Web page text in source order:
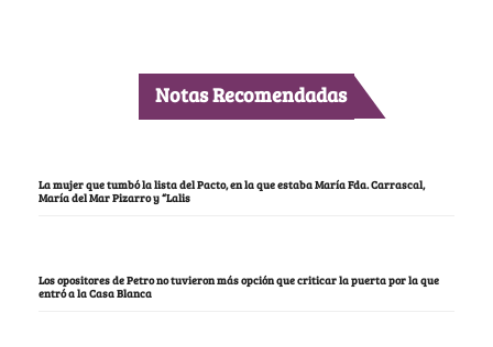
Notas Recomendadas
La mujer que tumbó la lista del Pacto, en la que estaba María Fda. Carrascal,
María del Mar Pizarro y “Lalis
Los opositores de Petro no tuvieron más opción que criticar la puerta por la que
entró a la Casa Blanca